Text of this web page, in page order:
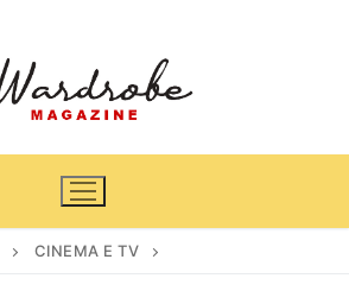
CINEMA E TV